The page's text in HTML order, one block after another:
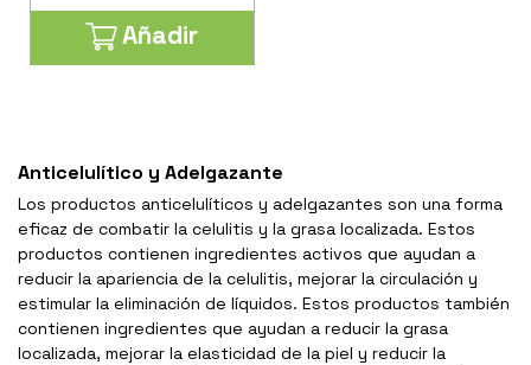
Añadir
Anticelulítico y Adelgazante
Los productos anticelulíticos y adelgazantes son una forma
eficaz de combatir la celulitis y la grasa localizada. Estos
productos contienen ingredientes activos que ayudan a
reducir la apariencia de la celulitis, mejorar la circulación y
estimular la eliminación de líquidos. Estos productos también
contienen ingredientes que ayudan a reducir la grasa
localizada, mejorar la elasticidad de la piel y reducir la